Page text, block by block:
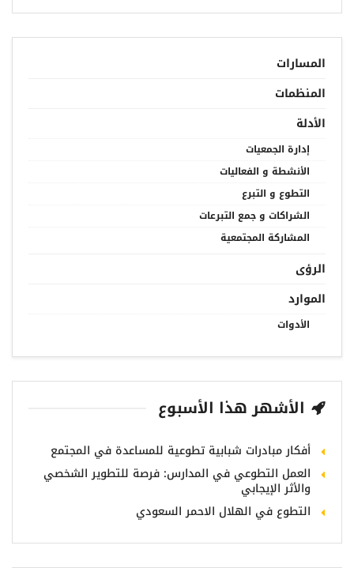
المسارات
المنظمات
الأدلة
إدارة الجمعيات
الأنشطة و الفعاليات
التطوع و التبرع
الشراكات و جمع التبرعات
المشاركة المجتمعية
الرؤى
الموارد
الأدوات
الأشهر هذا الأسبوع
أفكار مبادرات شبابية تطوعية للمساعدة في المجتمع
العمل التطوعي في المدارس: فرصة للتطوير الشخصي
والأثر الإيجابي
التطوع في الهلال الاحمر السعودي